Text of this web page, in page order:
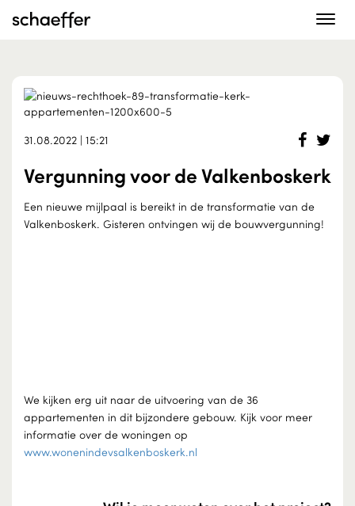
31.08.2022 | 15:21
Vergunning voor de Valkenboskerk
Een nieuwe mijlpaal is bereikt in de transformatie van de
Valkenboskerk. Gisteren ontvingen wij de bouwvergunning!
We kijken erg uit naar de uitvoering van de 36
appartementen in dit bijzondere gebouw. Kijk voor meer
informatie over de woningen op
www.wonenindevsalkenboskerk.nl
Toggle